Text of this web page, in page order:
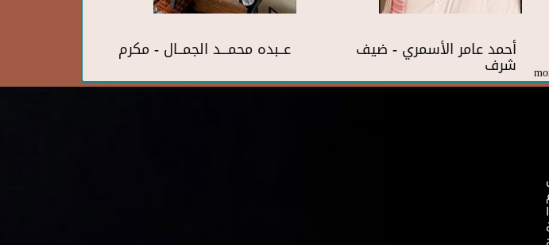
عــبده محمـــد الجمــال - مكرم أحمد عامر الأسمري - ضيف
شرف